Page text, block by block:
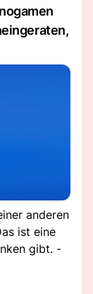
anderen
ist eine
gibt. -